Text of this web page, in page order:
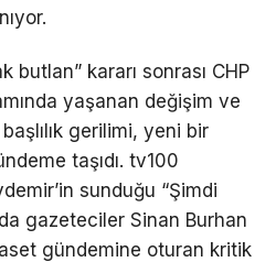
butlan” kararı sonrası CHP
yaşanan değişim ve
gerilimi, yeni bir
taşıdı. tv100
sunduğu “Şimdi
gazeteciler Sinan Burhan
gündemine oturan kritik